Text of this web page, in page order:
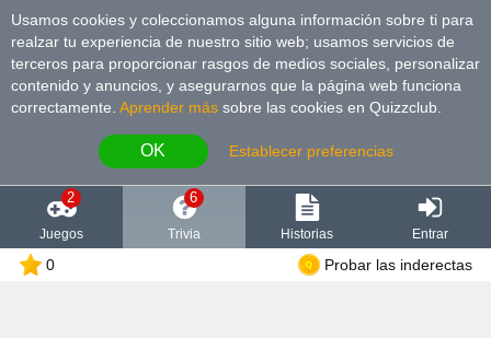
Usamos cookies y coleccionamos alguna información sobre ti para
realzar tu experiencia de nuestro sitio web; usamos servicios de
terceros para proporcionar rasgos de medios sociales, personalizar
contenido y anuncios, y asegurarnos que la página web funciona
correctamente. Aprender más sobre las cookies en Quizzclub.
OK Establecer preferencias
2
Juegos
6
Trivia Historias Entrar
0 Probar las inderectas